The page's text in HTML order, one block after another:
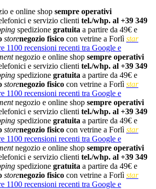
e online shop sempre operativi
e servizio clienti tel./whp. al +39 349
spedizione gratuita a partire da 49€ e
storenegozio fisico con vetrine a Forlì star
1100 recensioni recenti tra Google e
negozio e online shop sempre operativi
e servizio clienti tel./whp. al +39 349
spedizione gratuita a partire da 49€ e
storenegozio fisico con vetrine a Forlì star
1100 recensioni recenti tra Google e
negozio e online shop sempre operativi
e servizio clienti tel./whp. al +39 349
spedizione gratuita a partire da 49€ e
storenegozio fisico con vetrine a Forlì star
1100 recensioni recenti tra Google e
negozio e online shop sempre operativi
e servizio clienti tel./whp. al +39 349
spedizione gratuita a partire da 49€ e
storenegozio fisico con vetrine a Forlì star
1100 recensioni recenti tra Google e